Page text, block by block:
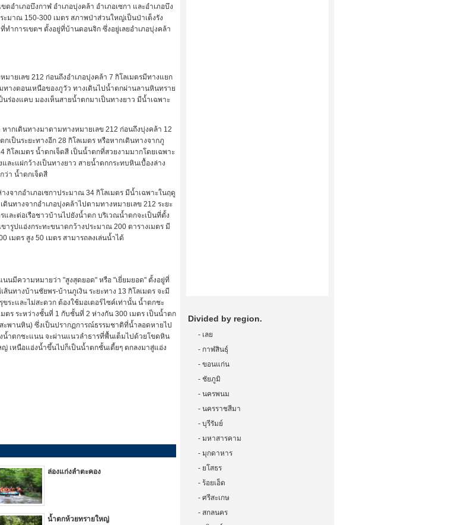
อำเภอบึงกาฬ อำเภอบุ่งคล้า อำเภอเซกา และอำเภอบึง
มาณ 150-300 เมตร สภาพป่าส่วนใหญ่เป็นป่าเต็งรัง
การเขตฯ ตั้งอยู่ที่บ้านดอนจิก ซึ่งอยู่เลยอำเภอบุ่งคล้า
ยเลข 212 ก่อนถึงอำเภอบุ่งคล้า 7 กิโลเมตรมีทางแยก
างตอนเหนือของภูวัว ทางเดินไปน้ำตกผ่านลานหินทราย
องแคบ มองเห็นสายน้ำตกมาเป็นทางยาว มีน้ำเฉพาะ
กเดินทางมาตามทางหมายเลข 212 ก่อนถึงบุ่งคล้า 12
ป็นระยะทางอีก 28 กิโลเมตร หรือหากเดินทางจากภู
โลเมตร น้ำตกเจ็ดสี เป็นน้ำตกที่สวยงามมากโดยเฉพาะ
ะแผ่กว้างเป็นทางยาว สายน้ำตกกระทบหินเบื้องล่าง
ว่า น้ำตกเจ็ดสี
จากอำเภอเซกาประมาณ 34 กิโลเมตร มีน้ำเฉพาะในฤดู
นทางจากอำเภอบุ่งคล้าไปตามทางหมายเลข 212 ระยะ
ละต่อเรือชาวบ้านไปยังน้ำตก บริเวณน้ำตกจะเป็นที่ตั้ง
รูปแอ่งกระทะขนาดกว้างประมาณ 200 ตารางเมตร มี
เมตร สูง 50 เมตร สามารถลงเล่นน้ำได้
มีความหมายว่า "สูงสุดยอด" หรือ "เยี่ยมยอด" ตั้งอยู่ที่
ส้นทางบ้านชัยพร-บ้านภูเงิน ระยะทาง 13 กิโลเมตร จะมี
ะและไม่สะดวก ต้องใช้มอเตอร์ไซค์เท่านั้น น้ำตกชะ
ร ระหว่างชั้นที่ 1 กับชั้นที่ 2 ห่างกัน 300 เมตร เป็นน้ำตก
พานหิน) ซึ่งเป็นปรากฏการณ์ธรรมชาติที่น้ำลอดหายไป
ำตกชะแนน จะผ่านแนวลำธารที่พื้นเต็มไปด้วยโขดหิน
เหนือแอ่งน้ำขึ้นไปก็เป็นน้ำตกชั้นเตี้ยๆ ตกลงมาสู่แอ่ง
ล่องแก่งลำตะคอง
น้ำตกห้วยทรายใหญ่
Divided by region.
- เลย
- กาฬสินธุ์
- ขอนแก่น
- ชัยภูมิ
- นครพนม
- นครราชสีมา
- บุรีรัมย์
- มหาสารคาม
- มุกดาหาร
- ยโสธร
- ร้อยเอ็ด
- ศรีสะเกษ
- สกลนคร